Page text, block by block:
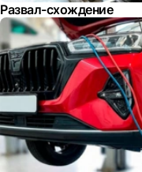
Развал-схождение